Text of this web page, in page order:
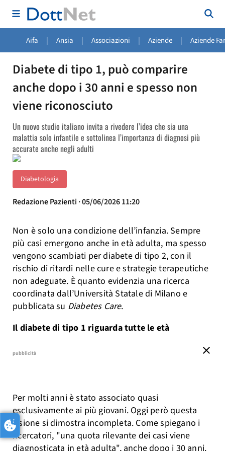
Aifa | Ansia | Associazioni | Aziende | Aziende
Diabete di tipo 1, può comparire
anche dopo i 30 anni e spesso non
viene riconosciuto
Un nuovo studio italiano invita a rivedere l’idea che sia una
malattia solo infantile e sottolinea l’importanza di diagnosi più
accurate anche negli adulti
Diabetologia
Redazione Pazienti · 05/06/2026 11:20
Non è solo una condizione dell’infanzia. Sempre
più casi emergono anche in età adulta, ma spesso
vengono scambiati per diabete di tipo 2, con il
rischio di ritardi nelle cure e strategie terapeutiche
non adeguate. È quanto evidenzia una ricerca
coordinata dall’Università Statale di Milano e
pubblicata su Diabetes Care.
Il diabete di tipo 1 riguarda tutte le età
close
pubblicità
Per molti anni è stato associato quasi
esclusivamente ai più giovani. Oggi però questa
visione si dimostra incompleta. Come spiegano i
ricercatori, "una quota rilevante dei casi viene
diagnosticata in età adulta", anche dopo i 30 anni.